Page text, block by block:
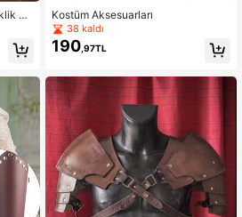
Ko
C
Kostüm Aksesuarları
38 kaldı
190 ,97TL